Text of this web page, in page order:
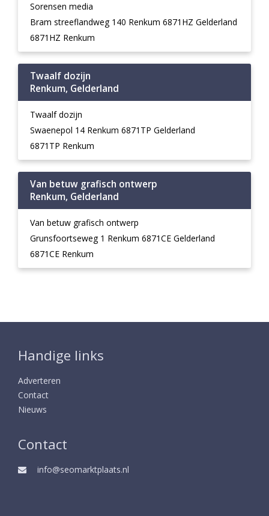
Sorensen media
Bram streeflandweg 140 Renkum 6871HZ Gelderland
6871HZ Renkum
Twaalf dozijn
Renkum, Gelderland
Twaalf dozijn
Swaenepol 14 Renkum 6871TP Gelderland
6871TP Renkum
Van betuw grafisch ontwerp
Renkum, Gelderland
Van betuw grafisch ontwerp
Grunsfoortseweg 1 Renkum 6871CE Gelderland
6871CE Renkum
Handige links
Adverteren
Contact
Nieuws
Contact
info@seomarktplaats.nl